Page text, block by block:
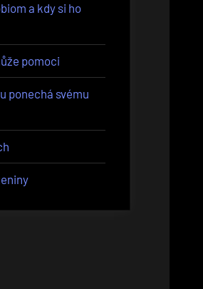
a kdy si ho
pomoci
ponechá svému